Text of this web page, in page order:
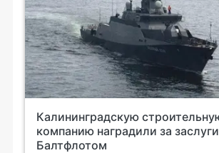
Калининградскую
компанию наградили за
Балтфлотом